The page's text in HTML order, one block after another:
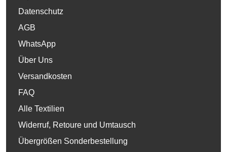
Datenschutz
AGB
WhatsApp
Über Uns
Versandkosten
FAQ
Alle Textilien
Widerruf, Retoure und Umtausch
Übergrößen Sonderbestellung